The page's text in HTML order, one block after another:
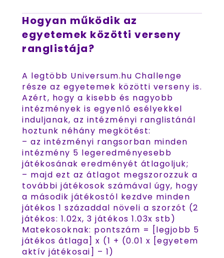
Hogyan működik az
egyetemek közötti verseny
ranglistája?
A legtöbb Universum.hu Challenge
része az egyetemek közötti verseny is.
Azért, hogy a kisebb és nagyobb
intézmények is egyenlő esélyekkel
induljanak, az intézményi ranglistánál
hoztunk néhány megkötést:
– az intézményi rangsorban minden
intézmény 5 legeredményesebb
játékosának eredményét átlagoljuk;
– majd ezt az átlagot megszorozzuk a
további játékosok számával úgy, hogy
a második játékostól kezdve minden
játékos 1 századdal növeli a szorzót (2
játékos: 1.02x, 3 játékos 1.03x stb)
Matekosoknak: pontszám = [legjobb 5
játékos átlaga] x (1 + (0.01 x [egyetem
aktív játékosai] – 1)